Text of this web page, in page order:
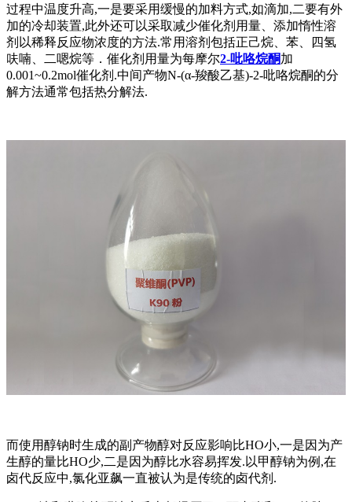
过程中温度升高,一是要采用缓慢的加料方式,如滴加,二要有外
加的冷却装置,此外还可以采取减少催化剂用量、添加惰性溶
剂以稀释反应物浓度的方法.常用溶剂包括正己烷、苯、四氢
呋喃、二嗯烷等．催化剂用量为每摩尔2-吡咯烷酮加
0.001~0.2mol催化剂.中间产物N-(α-羧酸乙基)-2-吡咯烷酮的分
解方法通常包括热分解法.
而使用醇钠时生成的副产物醇对反应影响比HO小,一是因为产
生醇的量比HO少,二是因为醇比水容易挥发.以甲醇钠为例,在
卤代反应中,氯化亚飙一直被认为是传统的卤代剂.